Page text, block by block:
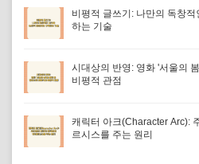
비평적 글쓰기: 나만의 독창
하는 기술
시대상의 반영: 영화 '서울의
비평적 관점
캐릭터 아크(Character Arc):
르시스를 주는 원리